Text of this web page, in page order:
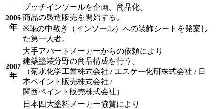
2006
年
プッチインソールを企画、商品化。
商品の製造販売を開始する。
※靴の中敷き（インソール）への装飾シートを発案し
た第一人者。
2007
年
大手アパートメーカーからの依頼により
建築塗装分野の商品構成を行う。
（菊水化学工業株式会社 / エスケー化研株式会社 / 日
本ペイント販売株式会社 /
関西ペイント販売株式会社）
日本四大塗料メーカー協賛により